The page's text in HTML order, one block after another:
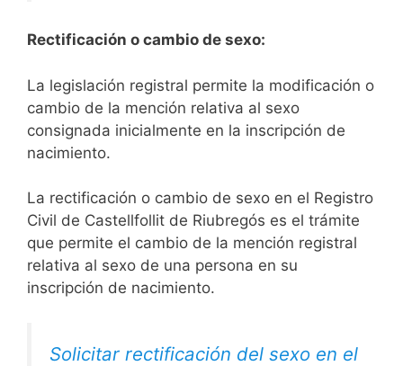
Rectificación o cambio de sexo:
La legislación registral permite la modificación o
cambio de la mención relativa al sexo
consignada inicialmente en la inscripción de
nacimiento.
La rectificación o cambio de sexo en el Registro
Civil de Castellfollit de Riubregós es el trámite
que permite el cambio de la mención registral
relativa al sexo de una persona en su
inscripción de nacimiento.
Solicitar rectificación del sexo en el